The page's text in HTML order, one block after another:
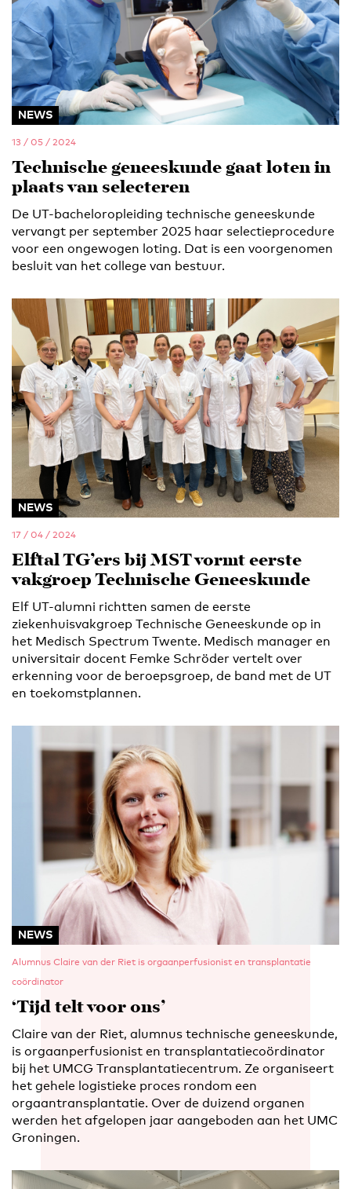
NEWS
13 / 05 / 2024
Technische geneeskunde gaat loten in
plaats van selecteren
De UT-bacheloropleiding technische geneeskunde
vervangt per september 2025 haar selectieprocedure
voor een ongewogen loting. Dat is een voorgenomen
besluit van het college van bestuur.
NEWS
17 / 04 / 2024
Elftal TG’ers bij MST vormt eerste
vakgroep Technische Geneeskunde
Elf UT-alumni richtten samen de eerste
ziekenhuisvakgroep Technische Geneeskunde op in
het Medisch Spectrum Twente. Medisch manager en
universitair docent Femke Schröder vertelt over
erkenning voor de beroepsgroep, de band met de UT
en toekomstplannen.
NEWS
Alumnus Claire van der Riet is orgaanperfusionist en transplantatie
coördinator
‘Tijd telt voor ons’
Claire van der Riet, alumnus technische geneeskunde,
is orgaanperfusionist en transplantatiecoördinator
bij het UMCG Transplantatiecentrum. Ze organiseert
het gehele logistieke proces rondom een
orgaantransplantatie. Over de duizend organen
werden het afgelopen jaar aangeboden aan het UMC
Groningen.